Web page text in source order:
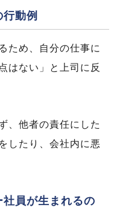
動例
ため、自分の仕事に
はない」と上司に反
、他者の責任にした
したり、会社内に悪
員が生まれるの